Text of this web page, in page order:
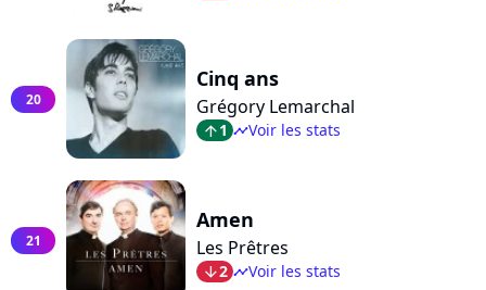
20
Cinq ans
Grégory Lemarchal
arrow_top1 timelineVoir les stats
21
Amen
Les Prêtres
arrow_bot2 timelineVoir les stats